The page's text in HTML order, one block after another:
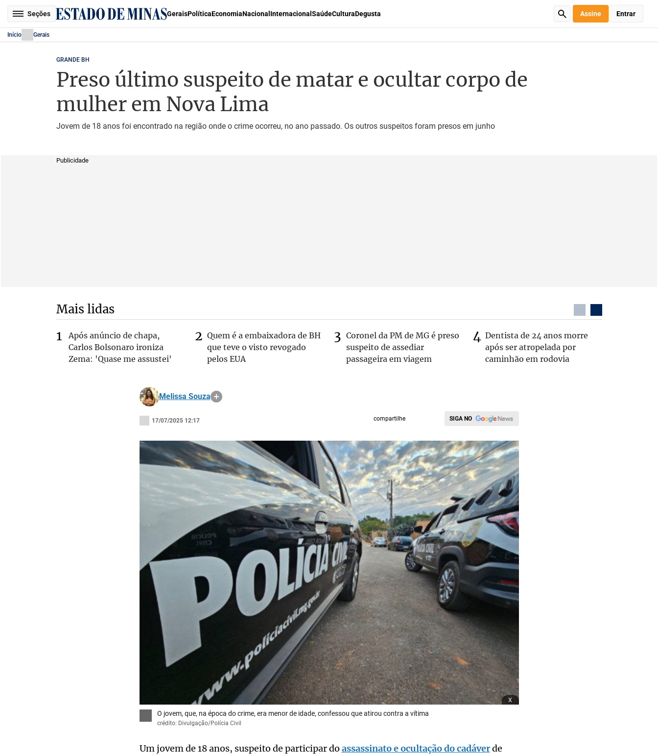
Seções GeraisPolíticaEconomiaNacional Internacional SaúdeCulturaDegusta Assine Entrar
Início Gerais
GRANDE BH
Preso último suspeito de matar e ocultar corpo de
mulher em Nova Lima
Jovem de 18 anos foi encontrado na região onde o crime ocorreu, no ano passado. Os outros suspeitos foram presos em junho
Publicidade
Mais lidas
Após anúncio de chapa,
Carlos Bolsonaro ironiza
Zema: 'Quase me assustei'
Quem é a embaixadora de BH
que teve o visto revogado
pelos EUA
Coronel da PM de MG é preso
suspeito de assediar
passageira em viagem
Dentista de 24 anos morre
após ser atropelada por
caminhão em rodovia
Melissa Souza
17/07/2025 12:17 compartilhe SIGA NO
x
O jovem, que, na época do crime, era menor de idade, confessou que atirou contra a vítima
crédito: Divulgação/Polícia Civil
Um jovem de 18 anos, suspeito de participar do assassinato e ocultação do cadáverde